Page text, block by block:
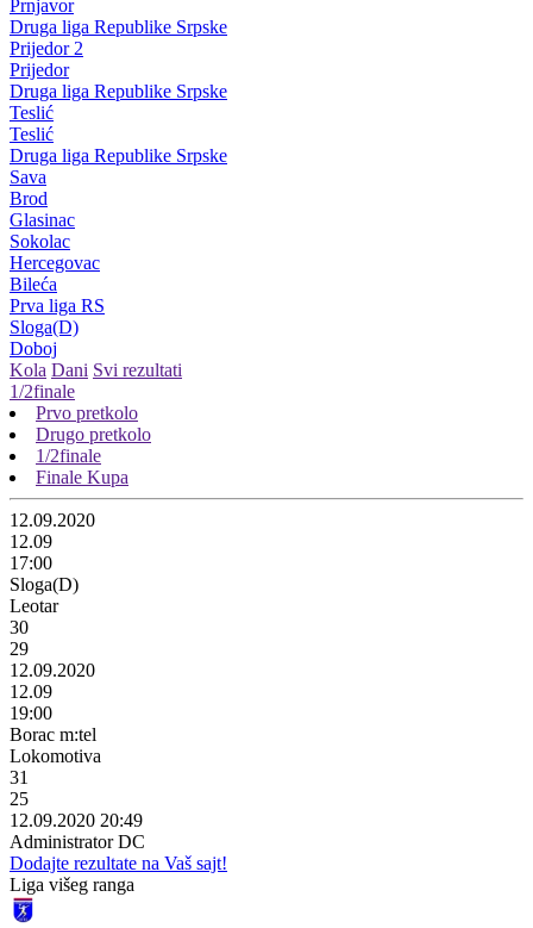
Prnjavor
Druga liga Republike Srpske
Prijedor 2
Prijedor
Druga liga Republike Srpske
Teslić
Teslić
Druga liga Republike Srpske
Sava
Brod
Glasinac
Sokolac
Hercegovac
Bileća
Prva liga RS
Sloga(D)
Doboj
Kola Dani Svi rezultati
1/2finale
Prvo pretkolo
Drugo pretkolo
1/2finale
Finale Kupa
12.09.2020
12.09
17:00
Sloga(D)
Leotar
30
29
12.09.2020
12.09
19:00
Borac m:tel
Lokomotiva
31
25
12.09.2020 20:49
Administrator DC
Dodajte rezultate na Vaš sajt!
Liga višeg ranga